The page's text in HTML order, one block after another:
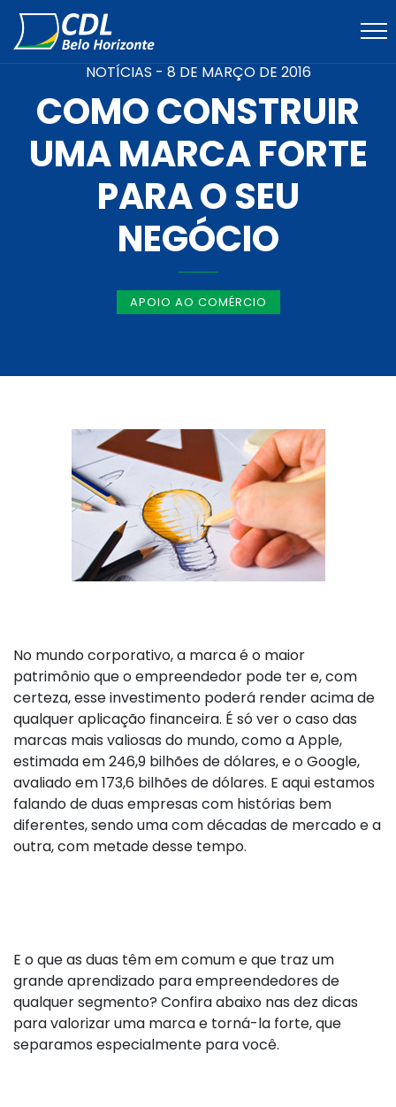
NOTÍCIAS - 8 DE MARÇO DE 2016
COMO CONSTRUIR
UMA MARCA FORTE
PARA O SEU
NEGÓCIO
APOIO AO COMÉRCIO
No mundo corporativo, a marca é o maior
patrimônio que o empreendedor pode ter e, com
certeza, esse investimento poderá render acima de
qualquer aplicação financeira. É só ver o caso das
marcas mais valiosas do mundo, como a Apple,
estimada em 246,9 bilhões de dólares, e o Google,
avaliado em 173,6 bilhões de dólares. E aqui estamos
falando de duas empresas com histórias bem
diferentes, sendo uma com décadas de mercado e a
outra, com metade desse tempo.
E o que as duas têm em comum e que traz um
grande aprendizado para empreendedores de
qualquer segmento? Confira abaixo nas dez dicas
para valorizar uma marca e torná-la forte, que
separamos especialmente para você.